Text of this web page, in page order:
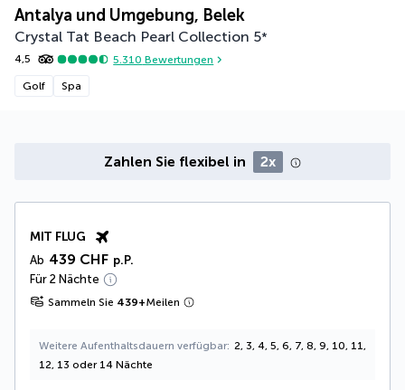
Antalya und Umgebung, Belek
Crystal Tat Beach Pearl Collection 5*
4,5 5.310 Bewertungen
Golf Spa
Zahlen Sie flexibel in 2x
MIT FLUG
Ab 439 CHF p.P.
Für 2 Nächte
Sammeln Sie 439+Meilen
Weitere Aufenthaltsdauern verfügbar 2, 3, 4, 5, 6, 7, 8, 9, 10, 11,
12, 13 oder 14 Nächte